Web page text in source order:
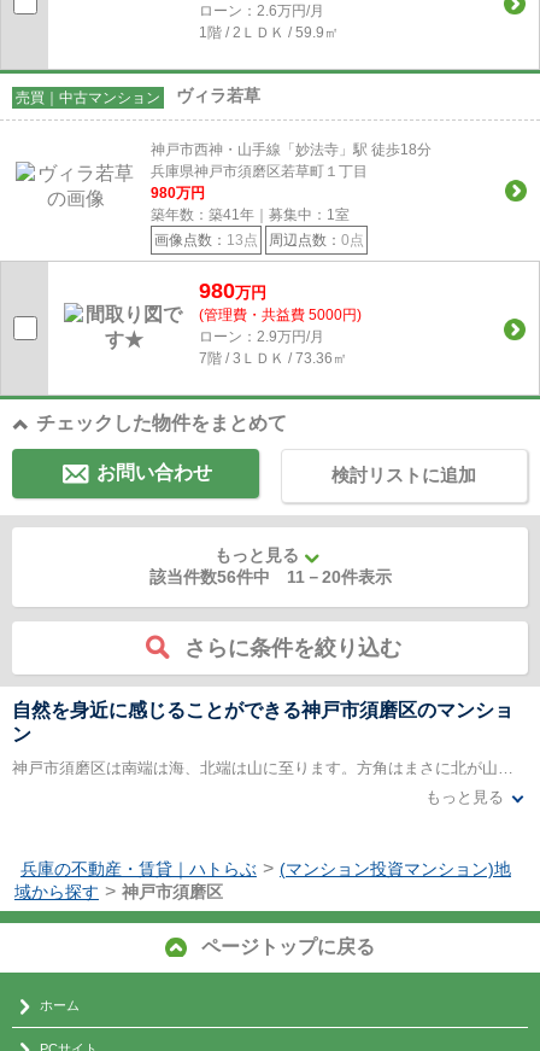
ローン：2.6万円/月
1階 / 2ＬＤＫ / 59.9㎡
売買｜中古マンション ヴィラ若草
神戸市西神・山手線「妙法寺」駅 徒歩18分
兵庫県神戸市須磨区若草町１丁目
980万円
築年数：築41年｜募集中： 1室
画像点数： 13点 周辺点数： 0点
980万円
(管理費・共益費 5000円)
ローン：2.9万円/月
7階 / 3ＬＤＫ / 73.36㎡
チェックした物件をまとめて
お問い合わせ 検討リストに追加
もっと見る
該当件数56件中 11 －20件表示
さらに条件を絞り込む
自然を身近に感じることができる神戸市須磨区のマンショ
ン
神戸市須磨区は南端は海、北端は山に至ります。方角はまさに北が山、南が海で示すことができるので、子供でも方向感覚がつかみやすい地域です。北へ行くほど標高が上がるので気温も少し変わります。海側の地形は平坦なところが多く、細い路地でもぐんぐん走れる自転車が一番便利な交通手段です。山側は急な坂道が続くところが多いですが、登り切った時に振り返って見える海まで臨む景色はその労苦に十分報いるほど素晴らしいものです。
海岸近くにも標高が低めの山もある地域のマンションであれば、海と山の両方の良さを身近に経験でき、子育て世帯であれば、自然の中でたっぷりと遊ぶかけがえのない子供時代の思い出を作ってあげられます。区を大きく分けて北側は新興住宅地が多いですが、南側の多くの地域は古くから下町気質で活気があり、人情味のある賑やかな雰囲気です。神戸市須磨区は色々な顔を持った地域を楽しめます。汽笛が聞こえる日もあり、海を近くに感じながら生活できます。
もっと見る
兵庫の不動産・賃貸｜ハトらぶ > (マンション投資マンション)地
域から探す > 神戸市須磨区
ページトップに戻る
ホーム